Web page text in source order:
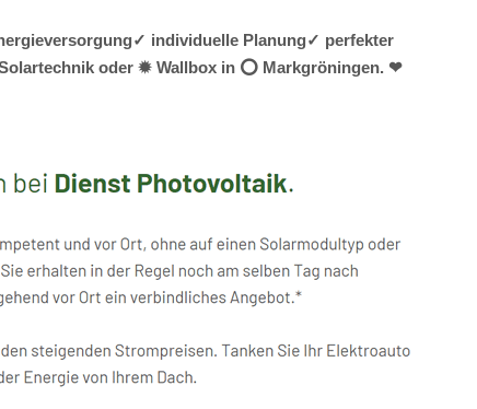
individuelle Planung✓ perfekter
oder ✹ Wallbox in ⭕ Markgröningen. ❤